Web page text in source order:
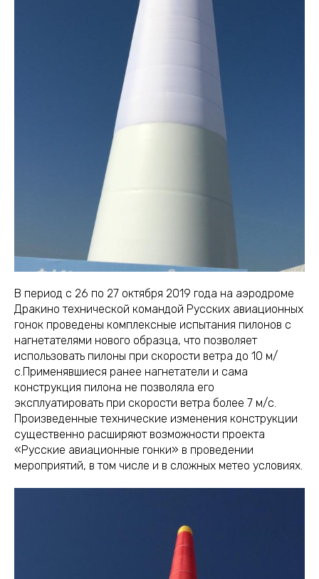
В период с 26 по 27 октября 2019 года на аэродроме
Дракино технической командой Русских авиационных
гонок проведены комплексные испытания пилонов с
нагнетателями нового образца, что позволяет
использовать пилоны при скорости ветра до 10 м/
с.Применявшиеся ранее нагнетатели и сама
конструкция пилона не позволяла его
эксплуатировать при скорости ветра более 7 м/с.
Произведенные технические изменения конструкции
существенно расширяют возможности проекта
«Русские авиационные гонки» в проведении
мероприятий, в том числе и в сложных метео условиях.